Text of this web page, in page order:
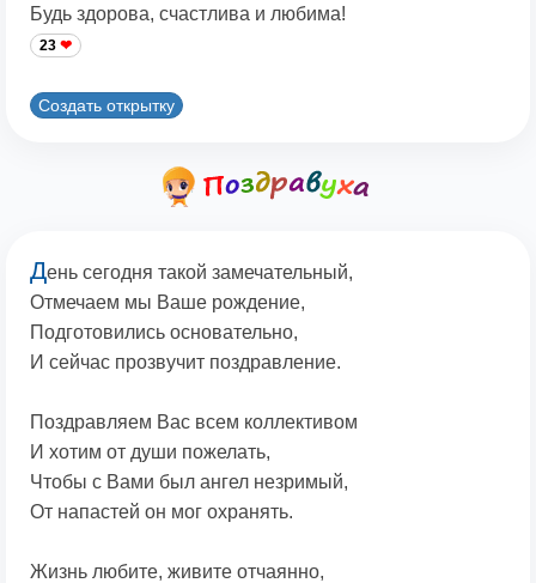
Будь здорова, счастлива и любима!
23
Создать открытку
День сегодня такой замечательный,
Отмечаем мы Ваше рождение,
Подготовились основательно,
И сейчас прозвучит поздравление.
Поздравляем Вас всем коллективом
И хотим от души пожелать,
Чтобы с Вами был ангел незримый,
От напастей он мог охранять.
Жизнь любите, живите отчаянно,